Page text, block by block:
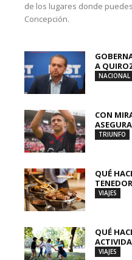
de los lugares donde
Concepción.
A
NACIONAL
CON
TRIUNFO
QUÉ
VIAJES
QUÉ
VIAJES